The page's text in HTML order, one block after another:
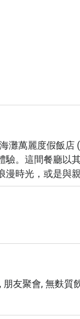
灘萬麗度假飯店
驗。這間餐廳以
時光，或是與
的午餐、豐盛
賞美景的同時
它還擁有一個設
人期待的
寧靜，或是與
您即可享受最
內的精彩餐飲！
友聚會, 無麩質